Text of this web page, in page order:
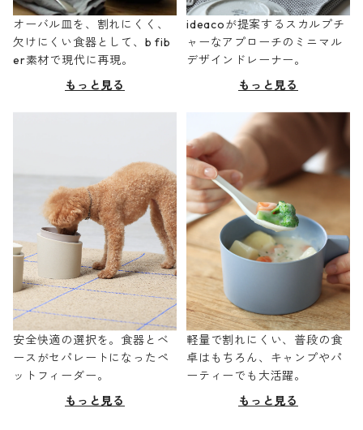
オーバル皿を、割れにくく、
欠けにくい食器として、b fib
er素材で現代に再現。
もっと見る
ideacoが提案するスカルプチ
ャーなアプローチのミニマル
デザインドレーナー。
もっと見る
安全快適の選択を。食器とベ
ースがセパレートになったペ
ットフィーダー。
もっと見る
軽量で割れにくい、普段の食
卓はもちろん、キャンプやパ
ーティーでも大活躍。
もっと見る